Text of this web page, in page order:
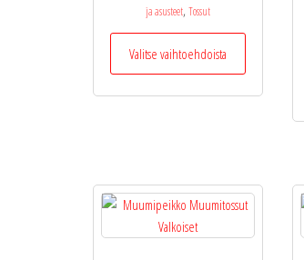
ja asusteet, Tossut
Valitse vaihtoehdoista
Tällä
muunnelma.
valinnat
tuotteen
sivulla.